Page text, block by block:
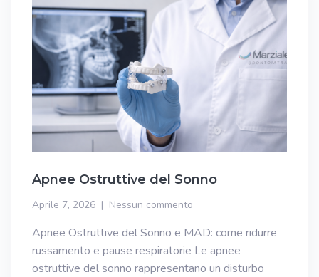
Apnee Ostruttive del Sonno
Aprile 7, 2026 Nessun commento
Apnee Ostruttive del Sonno e MAD: come ridurre
russamento e pause respiratorie Le apnee
ostruttive del sonno rappresentano un disturbo